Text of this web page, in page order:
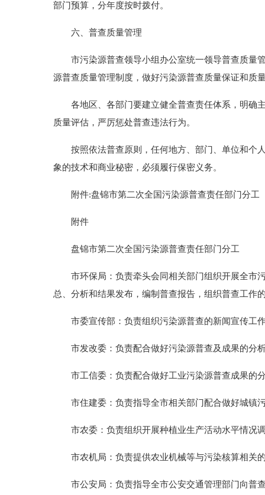
部门预算，分年度按时拨付。
六、普查质量管理
市污染源普查领导小组办公室统一领导普查质量管
源普查质量管理制度，做好污染源普查质量保证和质
各地区、各部门要建立健全普查责任体系，明确主
质量评估，严厉惩处普查违法行为。
按照依法普查原则，任何地方、部门、单位和个人
象的技术和商业秘密，必须履行保密义务。
附件:盘锦市第二次全国污染源普查责任部门分工
附件
盘锦市第二次全国污染源普查责任部门分工
市环保局：负责牵头会同相关部门组织开展全市污
总、分析和结果发布，编制普查报告，组织普查工作
市委宣传部：负责组织污染源普查的新闻宣传工作
市发改委：负责配合做好污染源普查及成果的分
市工信委：负责配合做好工业污染源普查成果的
市住建委：负责指导全市相关部门配合做好城镇污
市农委：负责组织开展种植业生产活动水平情况
市农机局：负责提供农业机械等与污染核算相关
市公安局：负责指导全市公安交通管理部门向普查